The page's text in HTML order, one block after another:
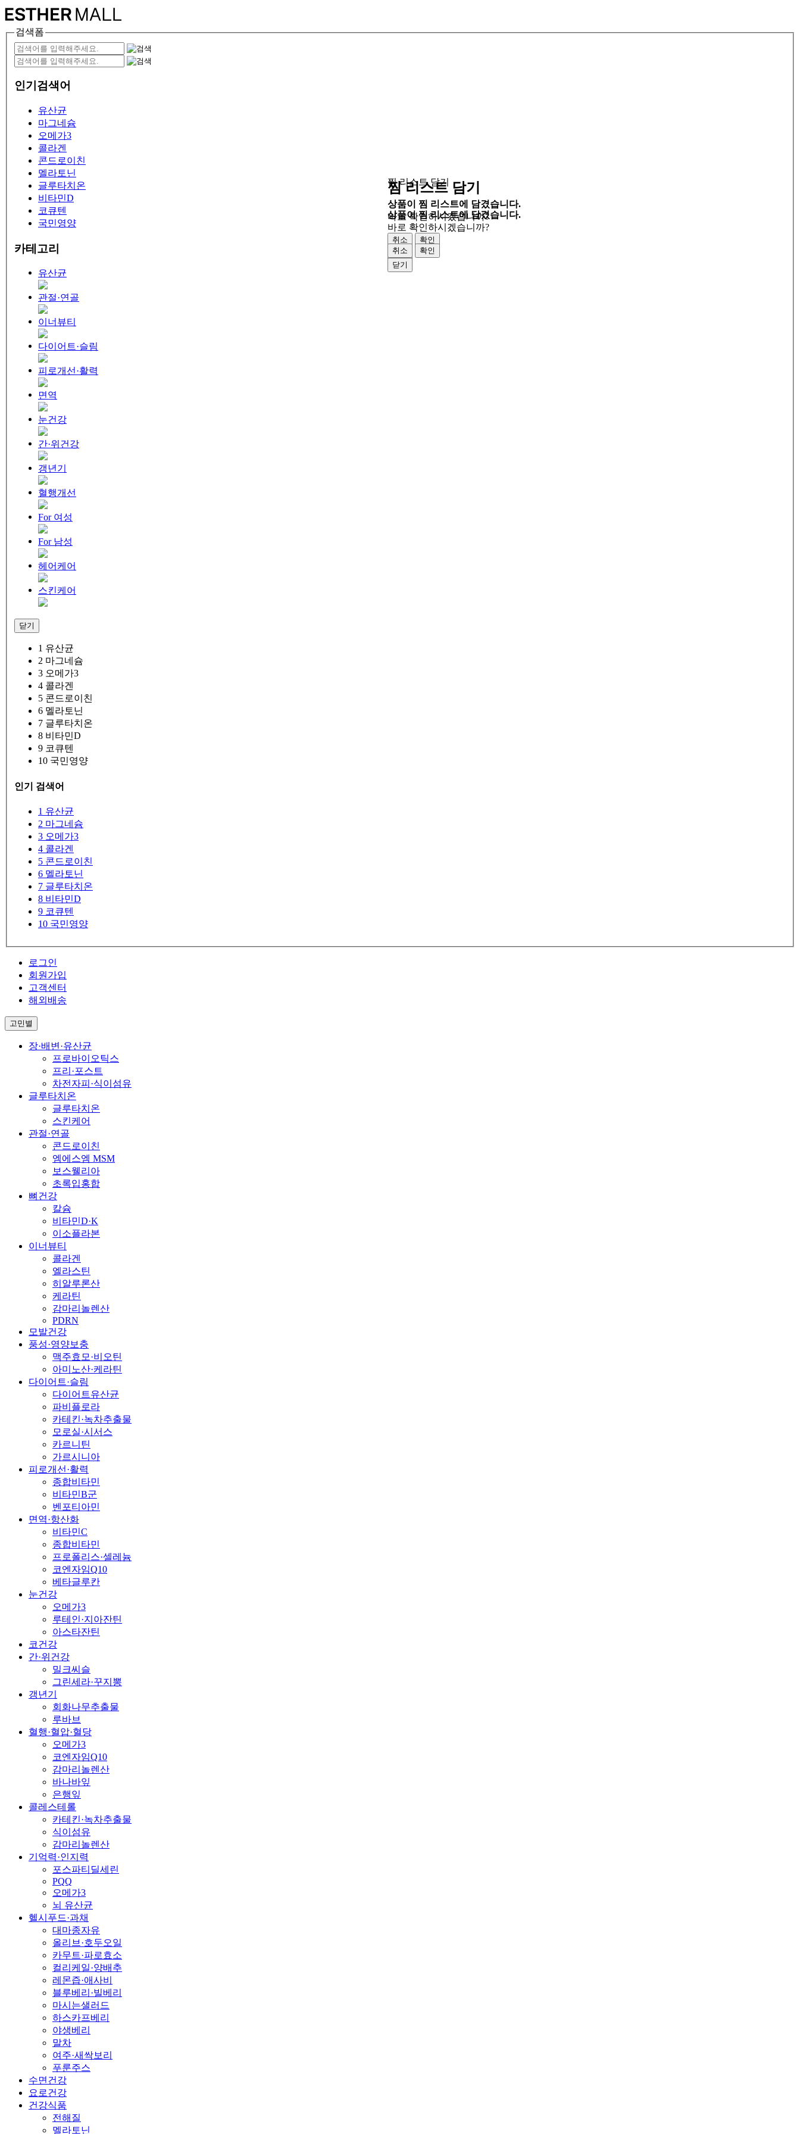
검색폼
인기검색어
유산균
마그네슘
오메가3
콜라겐
콘드로이친
멜라토닌
글루타치온
비타민D
코큐텐
국민영양
카테고리
유산균
관절·연골
이너뷰티
다이어트·슬림
피로개선·활력
면역
눈건강
간·위건강
갱년기
혈행개선
For 여성
For 남성
헤어케어
스킨케어
닫기
1 유산균
2 마그네슘
3 오메가3
4 콜라겐
5 콘드로이친
6 멜라토닌
7 글루타치온
8 비타민D
9 코큐텐
10 국민영양
인기 검색어
1 유산균
2 마그네슘
3 오메가3
4 콜라겐
5 콘드로이친
6 멜라토닌
7 글루타치온
8 비타민D
9 코큐텐
10 국민영양
로그인
회원가입
고객센터
해외배송
고민별
장·배변·유산균
프로바이오틱스
프리·포스트
차전자피·식이섬유
글루타치온
글루타치온
스킨케어
관절·연골
콘드로이친
엠에스엠 MSM
보스웰리아
초록입홍합
뼈건강
칼슘
비타민D·K
이소플라본
이너뷰티
콜라겐
엘라스틴
히알루론산
케라틴
감마리놀렌산
PDRN
모발건강
풍성·영양보충
맥주효모·비오틴
아미노산·케라틴
다이어트·슬림
다이어트유산균
파비플로라
카테킨·녹차추출물
모로실·시서스
카르니틴
가르시니아
피로개선·활력
종합비타민
비타민B군
벤포티아민
면역·항산화
비타민C
종합비타민
프로폴리스·셀레늄
코엔자임Q10
베타글루칸
눈건강
오메가3
루테인·지아잔틴
아스타잔틴
코건강
간·위건강
밀크씨슬
그린세라·꾸지뽕
갱년기
회화나무추출물
루바브
혈행·혈압·혈당
오메가3
코엔자임Q10
감마리놀렌산
바나바잎
은행잎
콜레스테롤
카테킨·녹차추출물
식이섬유
감마리놀렌산
기억력·인지력
포스파티딜세린
PQQ
오메가3
뇌 유산균
헬시푸드·과채
대마종자유
올리브·호두오일
카무트·파로효소
컬리케일·양배추
레몬즙·애사비
블루베리·빌베리
마시는샐러드
하스카프베리
야생베리
말차
여주·새싹보리
푸룬주스
수면건강
요로건강
건강식품
전해질
멜라토닌
찜 리스트 담기
상품이 찜 리스트에 담겼습니다.
바로 확인하시겠습니까?
취소
확인
닫기
찜 리스트 담기
상품이 찜 리스트에 담겼습니다.
바로 확인하시겠습니까?
취소
확인
닫기